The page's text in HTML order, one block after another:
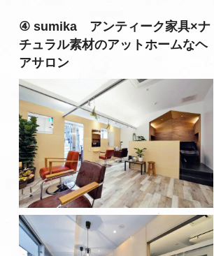
④ sumika アンティーク家具×ナ
チュラル素材のアットホームなヘ
アサロン